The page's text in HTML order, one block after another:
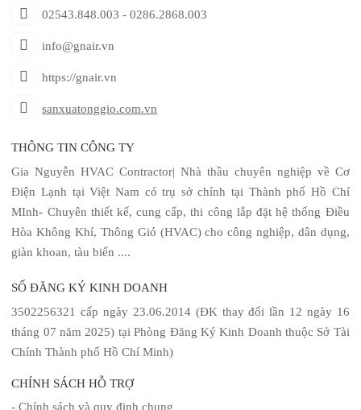
02543.848.003 - 0286.2868.003
info@gnair.vn
https://gnair.vn
sanxuatonggio.com.vn
THÔNG TIN CÔNG TY
Gia Nguyễn HVAC Contractor| Nhà thầu chuyên nghiệp về Cơ
Điện Lạnh tại Việt Nam có trụ sở chính tại Thành phố Hồ Chí
MInh- Chuyên thiết kế, cung cấp, thi công lắp đặt hệ thống Điều
Hòa Không Khí, Thông Gió (HVAC) cho công nghiệp, dân dụng,
giàn khoan, tàu biển ....
SỐ ĐĂNG KÝ KINH DOANH
3502256321 cấp ngày 23.06.2014 (ĐK thay đổi lần 12 ngày 16
tháng 07 năm 2025) tại Phòng Đăng Ký Kinh Doanh thuộc Sở Tài
Chính Thành phố Hồ Chí Minh)
CHÍNH SÁCH HỖ TRỢ
- Chính sách và quy định chung